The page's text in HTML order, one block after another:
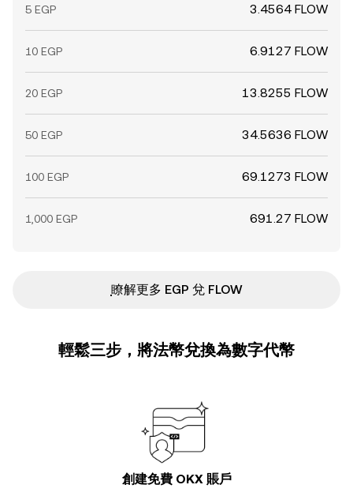
5 EGP 3.4564 FLOW
10 EGP 6.9127 FLOW
20 EGP 13.8255 FLOW
50 EGP 34.5636 FLOW
100 EGP 69.1273 FLOW
1,000 EGP 691.27 FLOW
ִִִִִִִִִִִִִִִִִִִִִִִִִִִִִִִִִִִִִִִִִִִִִִִ瞭解更多 EGP 兌 FLOW
輕鬆三步，將法幣兌換為數字代幣
創建免費 OKX 賬戶